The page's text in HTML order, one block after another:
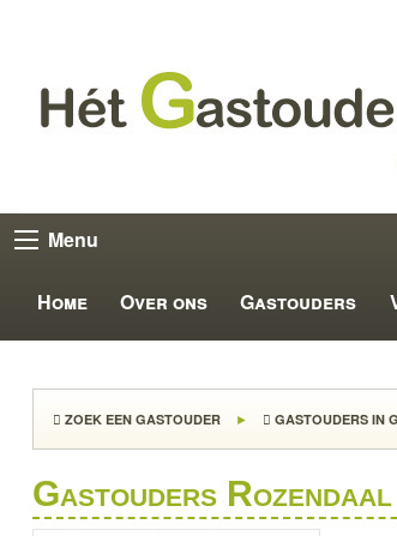
Menu
Home Over ons Gastouders
ZOEK EEN GASTOUDER GASTOUDERS IN
Gastouders